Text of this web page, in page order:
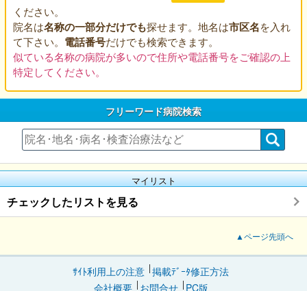
ください。
院名は名称の一部分だけでも探せます。地名は市区名を入れ
て下さい。 電話番号だけでも検索できます。
似ている名称の病院が多いので住所や電話番号をご確認の上
特定してください。
フリーワード病院検索
マイリスト
チェックしたリストを見る
▲ページ先頭へ
ｻｲﾄ利用上の注意 掲載ﾃﾞｰﾀ修正方法
会社概要
お問合せ PC版